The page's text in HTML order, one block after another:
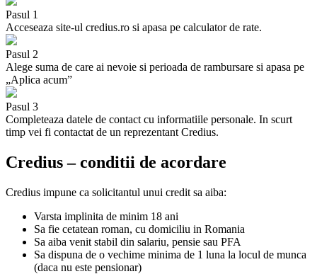
Pasul 1
Acceseaza site-ul credius.ro si apasa pe calculator de rate.
Pasul 2
Alege suma de care ai nevoie si perioada de rambursare si apasa pe
„Aplica acum”
Pasul 3
Completeaza datele de contact cu informatiile personale. In scurt
timp vei fi contactat de un reprezentant Credius.
Credius – conditii de acordare
Credius impune ca solicitantul unui credit sa aiba:
Varsta implinita de minim 18 ani
Sa fie cetatean roman, cu domiciliu in Romania
Sa aiba venit stabil din salariu, pensie sau PFA
Sa dispuna de o vechime minima de 1 luna la locul de munca
(daca nu este pensionar)